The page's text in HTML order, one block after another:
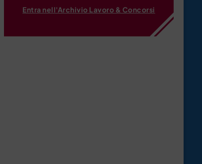
Entra nell'Archivio Lavoro & Concorsi